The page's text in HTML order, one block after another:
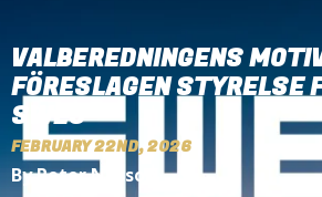
VALBEREDNINGENS
FÖRESLAGEN STYRELSE
SWE3
FEBRUARY 22ND, 2026
By Peter Nilsson